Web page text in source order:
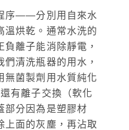
序——分別用自來水
溫烘乾。通常水洗的
離子能消除靜電，
清洗瓶器的用水，
無菌製劑用水質純化
有離子交換（軟化
部分因為是塑膠材
上面的灰塵，再沾取